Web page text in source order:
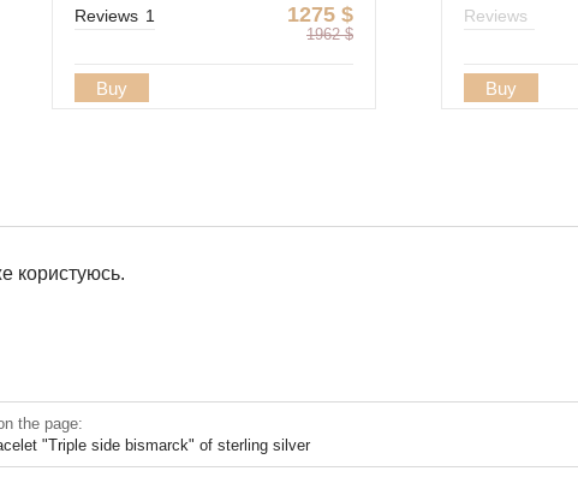
1275 $
1962 $
Reviews 1
Buy
Reviews
Buy
користуюсь.
the page:
"Triple side bismarck" of sterling silver